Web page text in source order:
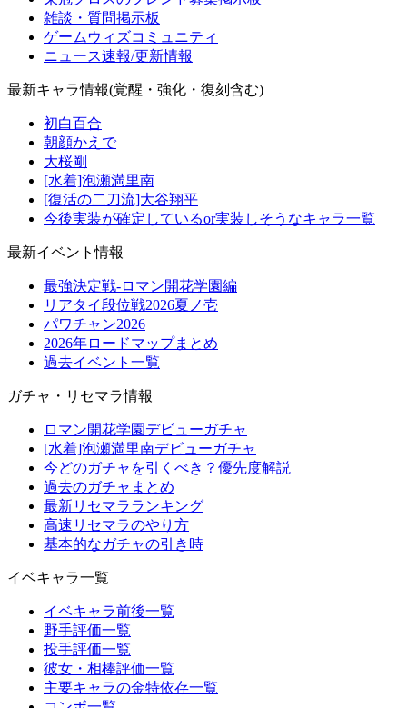
雑談・質問掲示板
ゲームウィズコミュニティ
ニュース速報/更新情報
最新キャラ情報(覚醒・強化・復刻含む)
初白百合
朝顔かえで
大桜剛
[水着]泡瀬満里南
[復活の二刀流]大谷翔平
今後実装が確定しているor実装しそうなキャラ一覧
最新イベント情報
最強決定戦-ロマン開花学園編
リアタイ段位戦2026夏ノ壱
パワチャン2026
2026年ロードマップまとめ
過去イベント一覧
ガチャ・リセマラ情報
ロマン開花学園デビューガチャ
[水着]泡瀬満里南デビューガチャ
今どのガチャを引くべき？優先度解説
過去のガチャまとめ
最新リセマラランキング
高速リセマラのやり方
基本的なガチャの引き時
イベキャラ一覧
イベキャラ前後一覧
野手評価一覧
投手評価一覧
彼女・相棒評価一覧
主要キャラの金特依存一覧